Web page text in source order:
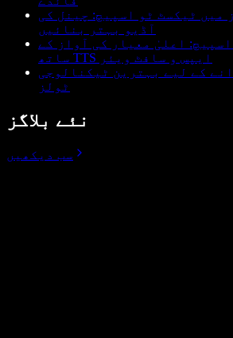
میں ٹیکسٹ ٹو اسپیچ: چینل کی
آڈیو بہتر بنائیں
اعلیٰ معیار کی آواز کے
ساتھ TTS ایپس و سافٹ ویئر
کے لیے بہترین ٹیکنالوجی
ٹولز
نئے بلاگز
سب دیکھیں